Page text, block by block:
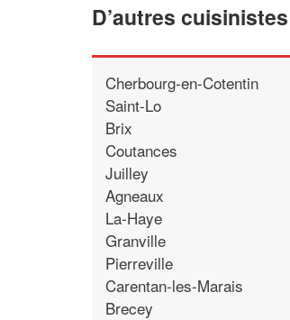
D’autres
Cherbourg-en-Cotentin
Saint-Lo
Brix
Coutances
Juilley
Agneaux
La-Haye
Granville
Pierreville
Carentan-les-Marais
Brecey